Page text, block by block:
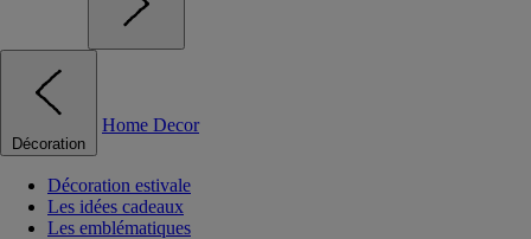
Décoration
Home Decor
Décoration estivale
Les idées cadeaux
Les emblématiques